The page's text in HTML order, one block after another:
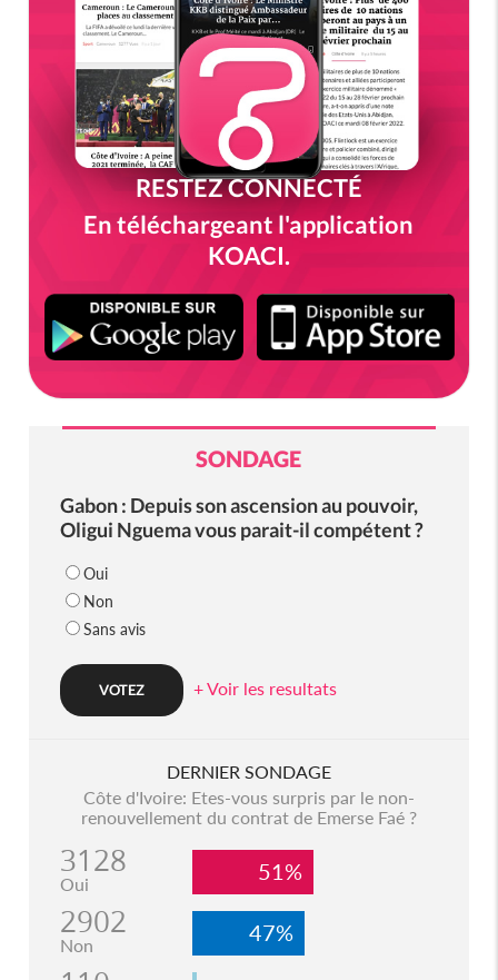
RESTEZ CONNECTÉ
En téléchargeant l'application
KOACI.
SONDAGE
Gabon : Depuis son ascension au pouvoir,
Oligui Nguema vous parait-il compétent ?
Oui
Non
Sans avis
+ Voir les resultats
DERNIER SONDAGE
Côte d'Ivoire: Etes-vous surpris par le non-
renouvellement du contrat de Emerse Faé ?
3128
Oui 51%
2902
Non 47%